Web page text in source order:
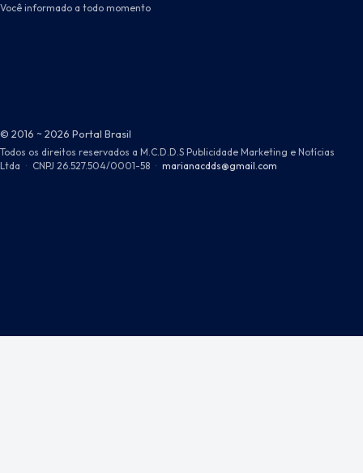
Você informado a todo momento
© 2016 ~ 2026 Portal Brasil
Todos os direitos reservados a M.C.D.D.S Publicidade Marketing e Notícias
Ltda · CNPJ 26.527.504/0001-58 · marianacdds@gmail.com